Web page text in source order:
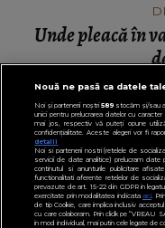
Unde pleacă în
Nouă ne pasă ca datele
Noi și partenerii noștri589stocăm și/sau
unici pentru prelucrarea datelor cu
mai jos, respectiv vă puteți opune
confidențialitate. Aceste alegeri vor fi
detalii
Noi si partenerii nostri (retelele de
servicii de date analitice) prelucram
continutul si anunturile publicitare
functionalitati aferente retelelor de
prevazute de art. 15-22 din GDPR in
exercitate prin modalitatea indicataaici.
de tip Cookie, care implica inclusiv
cu care colaboram. Prin click pe
in mod individual, mai putin cele legate de